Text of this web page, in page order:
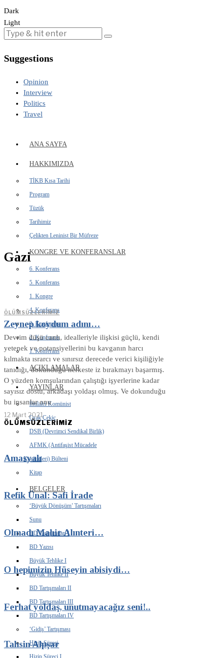
Dark
Light
Suggestions
Opinion
Interview
Politics
Travel
ANA SAYFA
HAKKIMIZDA
TİKB Kısa Tarihi
Program
Tüzük
Tarihimiz
Çelikten Leninist Bir Müfreze
KONGRE VE KONFERANSLAR
6. Konferans
5. Konferans
1. Kongre
4. Konferans
3. Konferans
2. Konferans
1. Konferans
AÇIKLAMALAR
YAYINLAR
İhtilalci Komünist
Orak Çekiç
DSB (Devrimci Sendikal Birlik)
AFMK (Antifaşist Mücadele
Komiteleri) Bülteni
Kitap
BELGELER
‘Büyük Dönüşüm’ Tartışmaları
Sunu
BD Tartışmaları I
BD Yazısı
Büyük Tehlike I
Büyük Tehlike II
BD Tartışmaları II
BD Tartışmaları III
BD Tartışmaları IV
‘Gidiş’ Tartışması
Hizip Süreci
Hizip Süreci I
Gazi
ÖLÜMSÜZLERIMIZ
Zeynep koydum adını…
Devrim düşü canlı, idealleriyle ilişkisi güçlü, kendi
yetenek ve potansiyellerini bu kavganın harcı
kılmakta ısrarcı ve sınırsız derecede verici kişiliğiyle
tanıdığı, dokunduğu herkeste iz bırakmayı başarmış.
O yüzden komşularından çalıştığı işyerlerine kadar
sayısız dostu, arkadaşı yoldaşı olmuş. Ve dokunduğu
bu insanlar onu
12 Mart 2021
ÖLÜMSÜZLERİMİZ
Amasyalı
Refik Ünal: Safi İrade
Olmadı Mahir Alınteri…
O hepimizin Hüseyin abisiydi…
Ferhat yoldaş, unutmayacağız seni!..
Tahsin Alpşar